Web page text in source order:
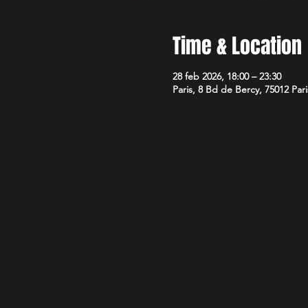
Time & Location
28 feb 2026, 18:00 – 23:30
Paris, 8 Bd de Bercy, 75012